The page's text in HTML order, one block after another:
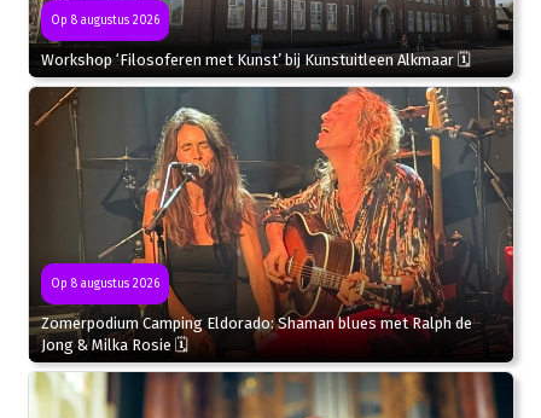
Op 8 augustus 2026
Workshop ‘Filosoferen met Kunst’ bij Kunstuitleen Alkmaar 🗓
Op 8 augustus 2026
Zomerpodium Camping Eldorado: Shaman blues met Ralph de
Jong & Milka Rosie 🗓